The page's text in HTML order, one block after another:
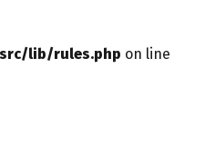
lib/rules.php on line